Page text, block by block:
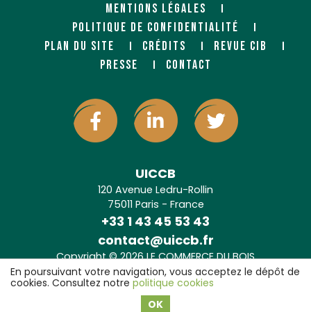
MENTIONS LÉGALES
POLITIQUE DE CONFIDENTIALITÉ
PLAN DU SITE
CRÉDITS
REVUE CIB
PRESSE
CONTACT
UICCB
120 Avenue Ledru-Rollin
75011 Paris - France
+33 1 43 45 53 43
contact@uiccb.fr
Copyright © 2026 LE COMMERCE DU BOIS
Agence web Paris: 6LAB
En poursuivant votre navigation, vous acceptez le dépôt de
cookies. Consultez notre politique cookies
OK